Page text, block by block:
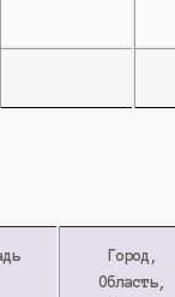
Город,
Область,